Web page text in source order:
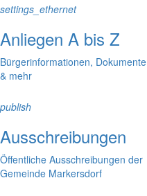
settings_ethernet
Anliegen A bis Z
Bürgerinformationen, Dokumente
& mehr
publish
Ausschreibungen
Öffentliche Ausschreibungen der
Gemeinde Markersdorf